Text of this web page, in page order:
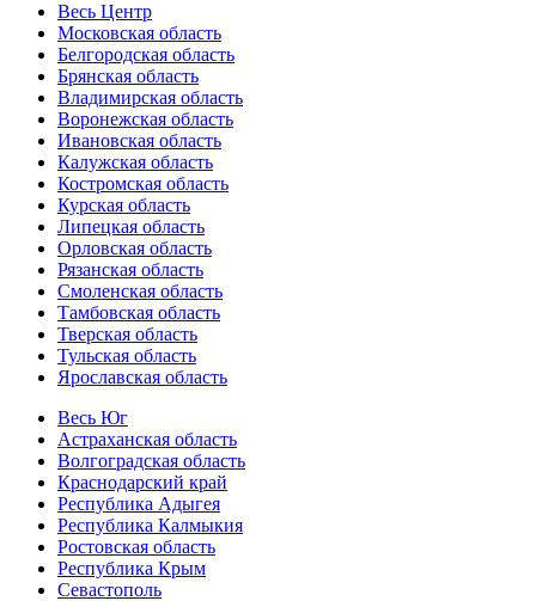
Весь Центр
Московская область
Белгородская область
Брянская область
Владимирская область
Воронежская область
Ивановская область
Калужская область
Костромская область
Курская область
Липецкая область
Орловская область
Рязанская область
Смоленская область
Тамбовская область
Тверская область
Тульская область
Ярославская область
Весь Юг
Астраханская область
Волгоградская область
Краснодарский край
Республика Адыгея
Республика Калмыкия
Ростовская область
Республика Крым
Севастополь